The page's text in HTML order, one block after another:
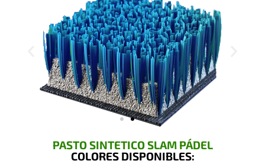
PASTO SINTETICO SLAM PÁDEL
COLORES DISPONIBLES: